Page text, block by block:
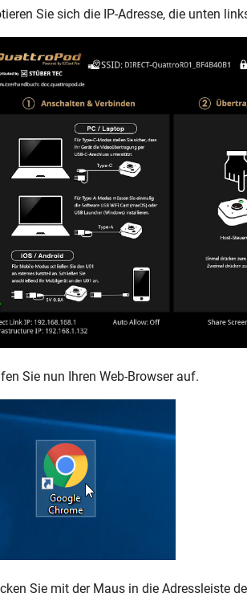
Sie sich die IP-Adresse, die unten
Sie nun Ihren Web-Browser auf.
Sie mit der Maus in die Adressleiste